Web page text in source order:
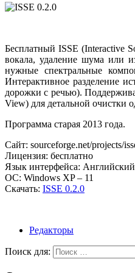
Бесплатный ISSE (Interactive
вокала, удаление шума или
нужные спектральные
Интерактивное разделение
дорожки с речью).
View) для детальной очистки
Программа старая 2013 года.
Сайт: sourceforge.net/projects/
Лицензия: бесплатно
Язык интерфейса: Английский
ОС: Windows XP – 11
Скачать: ISSE 0.2.0
Редакторы
Поиск для: